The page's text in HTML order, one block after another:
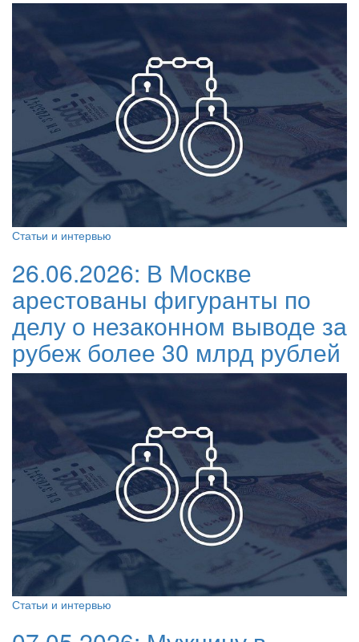
Статьи и интервью
26.06.2026: В Москве
арестованы фигуранты по
делу о незаконном выводе за
рубеж более 30 млрд рублей
Статьи и интервью